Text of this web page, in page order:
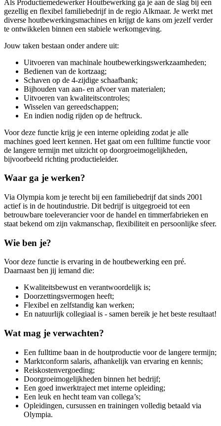
Als Productiemedewerker Houtbewerking ga je aan de slag bij een
gezellig en flexibel familiebedrijf in de regio Alkmaar. Je werkt met
diverse houtbewerkingsmachines en krijgt de kans om jezelf verder
te ontwikkelen binnen een stabiele werkomgeving.
Jouw taken bestaan onder andere uit:
Uitvoeren van machinale houtbewerkingswerkzaamheden;
Bedienen van de kortzaag;
Schaven op de 4-zijdige schaafbank;
Bijhouden van aan- en afvoer van materialen;
Uitvoeren van kwaliteitscontroles;
Wisselen van gereedschappen;
En indien nodig rijden op de heftruck.
Voor deze functie krijg je een interne opleiding zodat je alle
machines goed leert kennen. Het gaat om een fulltime functie voor
de langere termijn met uitzicht op doorgroeimogelijkheden,
bijvoorbeeld richting productieleider.
Waar ga je werken?
Via Olympia kom je terecht bij een familiebedrijf dat sinds 2001
actief is in de houtindustrie. Dit bedrijf is uitgegroeid tot een
betrouwbare toeleverancier voor de handel en timmerfabrieken en
staat bekend om zijn vakmanschap, flexibiliteit en persoonlijke sfeer.
Wie ben je?
Voor deze functie is ervaring in de houtbewerking een pré.
Daarnaast ben jij iemand die:
Kwaliteitsbewust en verantwoordelijk is;
Doorzettingsvermogen heeft;
Flexibel en zelfstandig kan werken;
En natuurlijk collegiaal is - samen bereik je het beste resultaat!
Wat mag je verwachten?
Een fulltime baan in de houtproductie voor de langere termijn;
Marktconform salaris, afhankelijk van ervaring en kennis;
Reiskostenvergoeding;
Doorgroeimogelijkheden binnen het bedrijf;
Een goed inwerktraject met interne opleiding;
Een leuk en hecht team van collega’s;
Opleidingen, cursussen en trainingen volledig betaald via
Olympia.